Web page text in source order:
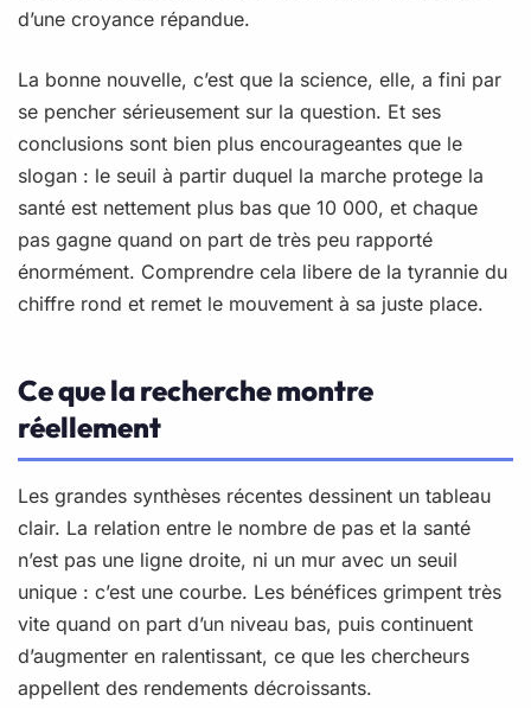
d’une croyance répandue.
La bonne nouvelle, c’est que la science, elle, a fini par
se pencher sérieusement sur la question. Et ses
conclusions sont bien plus encourageantes que le
slogan : le seuil à partir duquel la marche protege la
santé est nettement plus bas que 10 000, et chaque
pas gagne quand on part de très peu rapporté
énormément. Comprendre cela libere de la tyrannie du
chiffre rond et remet le mouvement à sa juste place.
Ce que la recherche montre
réellement
Les grandes synthèses récentes dessinent un tableau
clair. La relation entre le nombre de pas et la santé
n’est pas une ligne droite, ni un mur avec un seuil
unique : c’est une courbe. Les bénéfices grimpent très
vite quand on part d’un niveau bas, puis continuent
d’augmenter en ralentissant, ce que les chercheurs
appellent des rendements décroissants.